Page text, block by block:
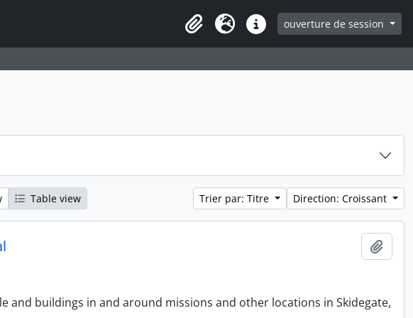
in browse page
ClipboardLangueLiens rapidesouverture de session
Table view Trier par: Titre Direction: Croissant
and buildings in and around missions and other locations in Skidegate,